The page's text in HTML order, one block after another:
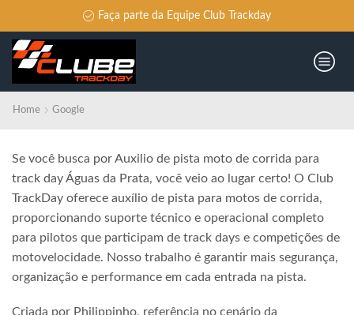
Faça parte da Equipe Club Trackday
Home Google
Se você busca por Auxilio de pista moto de corrida para
track day Águas da Prata, você veio ao lugar certo! O Club
TrackDay oferece auxílio de pista para motos de corrida,
proporcionando suporte técnico e operacional completo
para pilotos que participam de track days e competições de
motovelocidade. Nosso trabalho é garantir mais segurança,
organização e performance em cada entrada na pista.
Criada por Philippinho, referência no cenário da